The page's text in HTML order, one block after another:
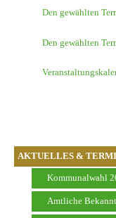
AKTUELLES &
Kommunalwahl
Amtliche
Den gewählten
Den gewählten